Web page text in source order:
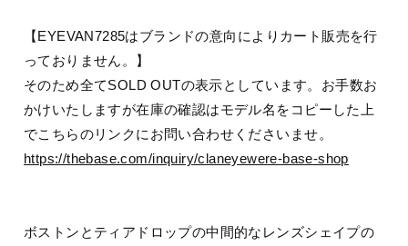
【EYEVAN7285はブランドの意向によりカート販売を行
っておりません。】
そのため全てSOLD OUTの表示としています。お手数お
かけいたしますが在庫の確認はモデル名をコピーした上
でこちらのリンクにお問い合わせくださいませ。
https://thebase.com/inquiry/claneyewere-base-shop
ボストンとティアドロップの中間的なレンズシェイプの